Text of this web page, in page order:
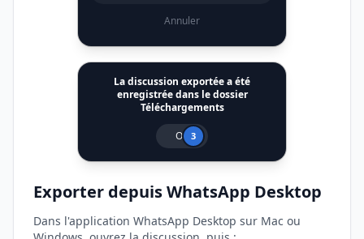
Annuler
La discussion exportée a été
enregistrée dans le dossier
Téléchargements
OK 3
Exporter depuis WhatsApp Desktop
Dans l'application WhatsApp Desktop sur Mac ou